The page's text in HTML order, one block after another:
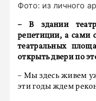
Фото: из личного
– В здании
репетиции, а сами
театральных
открыть двери по
– Мы здесь живем
эти годы ждем